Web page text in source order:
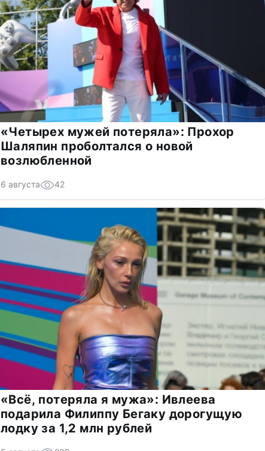
«Четырех мужей потеряла»: Прохор
Шаляпин проболтался о новой
возлюбленной
6 августа 42
«Всё, потеряла я мужа»: Ивлеева
подарила Филиппу Бегаку дорогущую
лодку за 1,2 млн рублей